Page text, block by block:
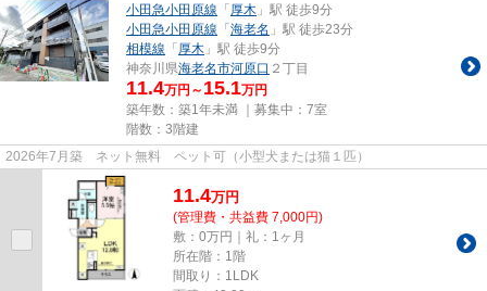
小田急小田原線 「厚木 」駅 徒歩9分
小田急小田原線 「海老名 」駅 徒歩23分
相模線 「厚木 」駅 徒歩9分
神奈川県海老名市河原口 ２丁目
11.4万円～ 15.1万円
築年数：築1年未満 ｜募集中： 7室
階数：3階建
2026年7月築 ネット無料 ペット可（小型犬または猫１匹）
11.4万円
(管理費・共益費 7,000円)
敷：0万円｜礼：1ヶ月
所在階：1階
間取り：1LDK